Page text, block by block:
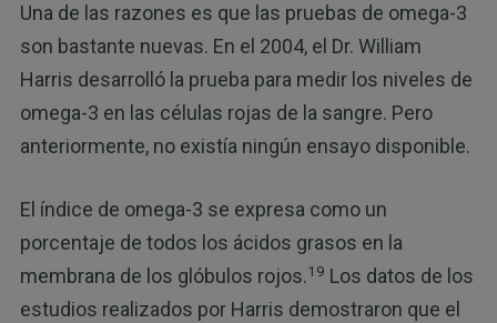
Una de las razones es que las pruebas de omega-3
son bastante nuevas. En el 2004, el Dr. William
Harris desarrolló la prueba para medir los niveles de
omega-3 en las células rojas de la sangre. Pero
anteriormente, no existía ningún ensayo disponible.
El índice de omega-3 se expresa como un
porcentaje de todos los ácidos grasos en la
membrana de los glóbulos rojos.19 Los datos de los
estudios realizados por Harris demostraron que el